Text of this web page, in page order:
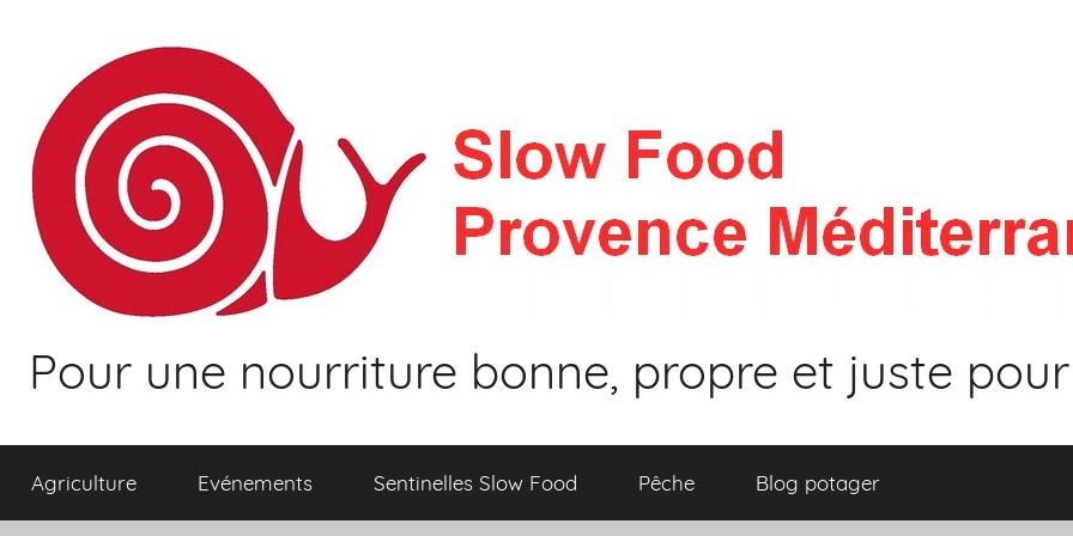
contenu
Pour une nourriture bonne, propre et juste
Agriculture Evénements Sentinelles Slow Food Pêche Blog potager